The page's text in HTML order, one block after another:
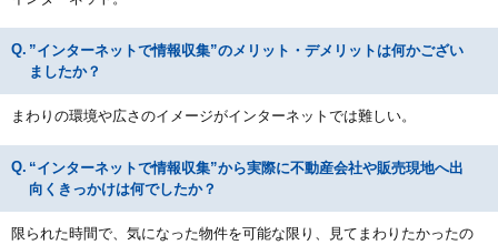
”インターネットで情報収集”のメリット・デメリットは何かござい
ましたか？
まわりの環境や広さのイメージがインターネットでは難しい。
“インターネットで情報収集”から実際に不動産会社や販売現地へ出
向くきっかけは何でしたか？
限られた時間で、気になった物件を可能な限り、見てまわりたかったの